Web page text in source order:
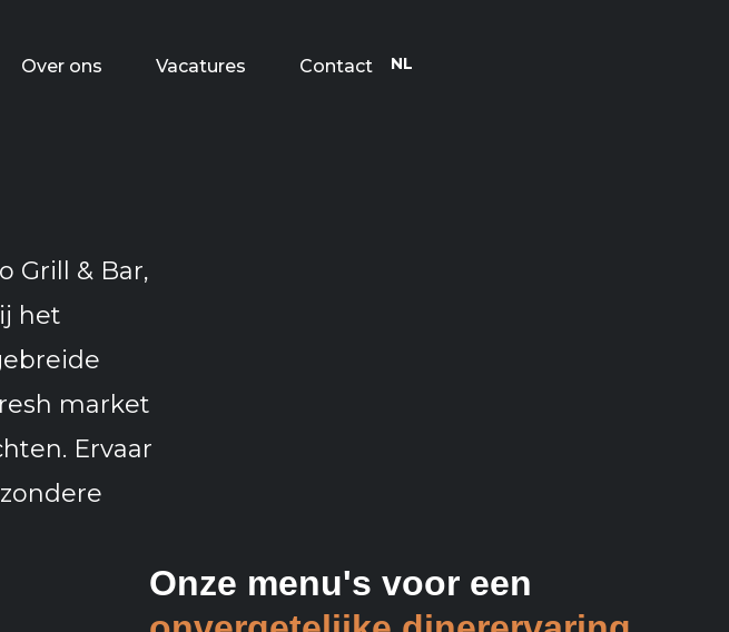
Over ons Vacatures Contact NL
Grill & Bar,
het
market
Ervaar
Onze menu's voor een